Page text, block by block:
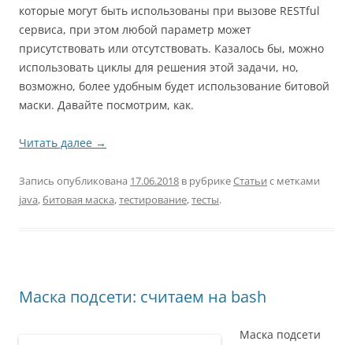
которые могут быть использованы при вызове RESTful
сервиса, при этом любой параметр может
присутствовать или отсутствовать. Казалось бы, можно
использовать циклы для решения этой задачи, но,
возможно, более удобным будет использование битовой
маски. Давайте посмотрим, как.
Читать далее →
Запись опубликована 17.06.2018 в рубрикеСтатьи с метками
java,битовая маска,тестирование,тесты.
Маска подсети: считаем на bash
Маска подсети